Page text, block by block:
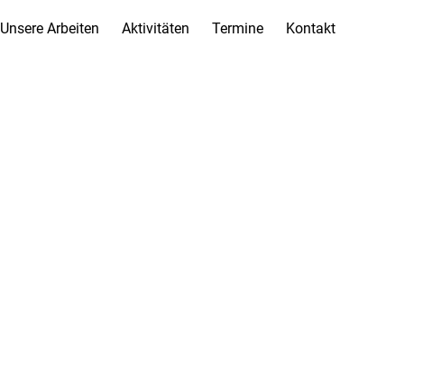
Unsere Arbeiten Aktivitäten Termine Kontakt